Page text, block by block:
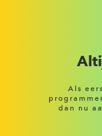
Als
dan nu